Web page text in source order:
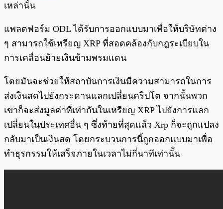
เหล่านั้น
แพลตฟอร์ม ODL ได้รับการออกแบบมาเพื่อให้บริษัทต่าง
ๆ สามารถใช้เหรียญ XRP ที่สอดคล้องกับกฎระเบียบใน
การเคลื่อนย้ายเงินข้ามพรมแดน
โดยมันจะช่วยให้สถาบันการเงินมีความสามารถในการ
ส่งเงินสดไปยังกระดานแลกเปลี่ยนคริปโต จากนั้นพวก
เขาก็จะส่งมูลค่าที่เท่ากันในเหรียญ XRP ไปยังการแลก
เปลี่ยนในประเทศอื่น ๆ ซึ่งท้ายที่สุดแล้ว Xrp ก็จะถูกแปลง
กลับมาเป็นเงินสด โดยกระบวนการนี้ถูกออกแบบมาเพื่อ
ทำธุรกรรมให้เสร็จภายในเวลาไม่กี่นาทีเท่านั้น